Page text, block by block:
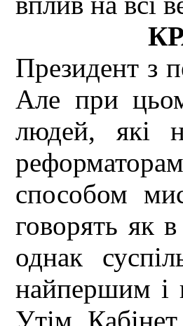
Президент з
Але при
людей, які
способом
говорять як
однак
найпершим і
Утім, Кабінет